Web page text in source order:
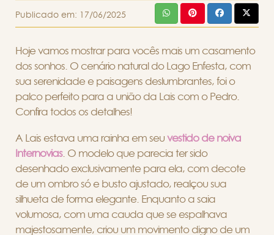
Publicado em: 17/06/2025
Hoje vamos mostrar para vocês mais um casamento
dos sonhos. O cenário natural do Lago Enfesta, com
sua serenidade e paisagens deslumbrantes, foi o
palco perfeito para a união da Lais com o Pedro.
Confira todos os detalhes!
A Lais estava uma rainha em seu vestido de noiva
Internovias. O modelo que parecia ter sido
desenhado exclusivamente para ela, com decote
de um ombro só e busto ajustado, realçou sua
silhueta de forma elegante. Enquanto a saia
volumosa, com uma cauda que se espalhava
majestosamente, criou um movimento digno de um